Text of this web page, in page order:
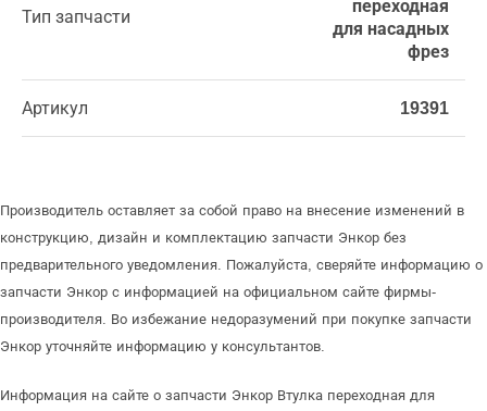
Тип запчасти
переходная
для насадных
фрез
Артикул 19391
Производитель оставляет за собой право на внесение изменений в
конструкцию, дизайн и комплектацию запчасти Энкор без
предварительного уведомления. Пожалуйста, сверяйте информацию о
запчасти Энкор с информацией на официальном сайте фирмы-
производителя. Во избежание недоразумений при покупке запчасти
Энкор уточняйте информацию у консультантов.
Информация на сайте о запчасти Энкор Втулка переходная для